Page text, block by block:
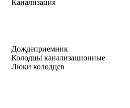
Канализация
Дождеприемник
Колодцы канализационные
Люки колодцев